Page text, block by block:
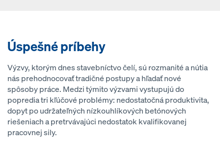
Úspešné príbehy
Výzvy, ktorým dnes stavebníctvo čelí, sú rozmanité a nútia
nás prehodnocovať tradičné postupy a hľadať nové
spôsoby práce. Medzi týmito výzvami vystupujú do
popredia tri kľúčové problémy: nedostatočná produktivita,
dopyt po udržateľných nízkouhlíkových betónových
riešeniach a pretrvávajúci nedostatok kvalifikovanej
pracovnej sily.